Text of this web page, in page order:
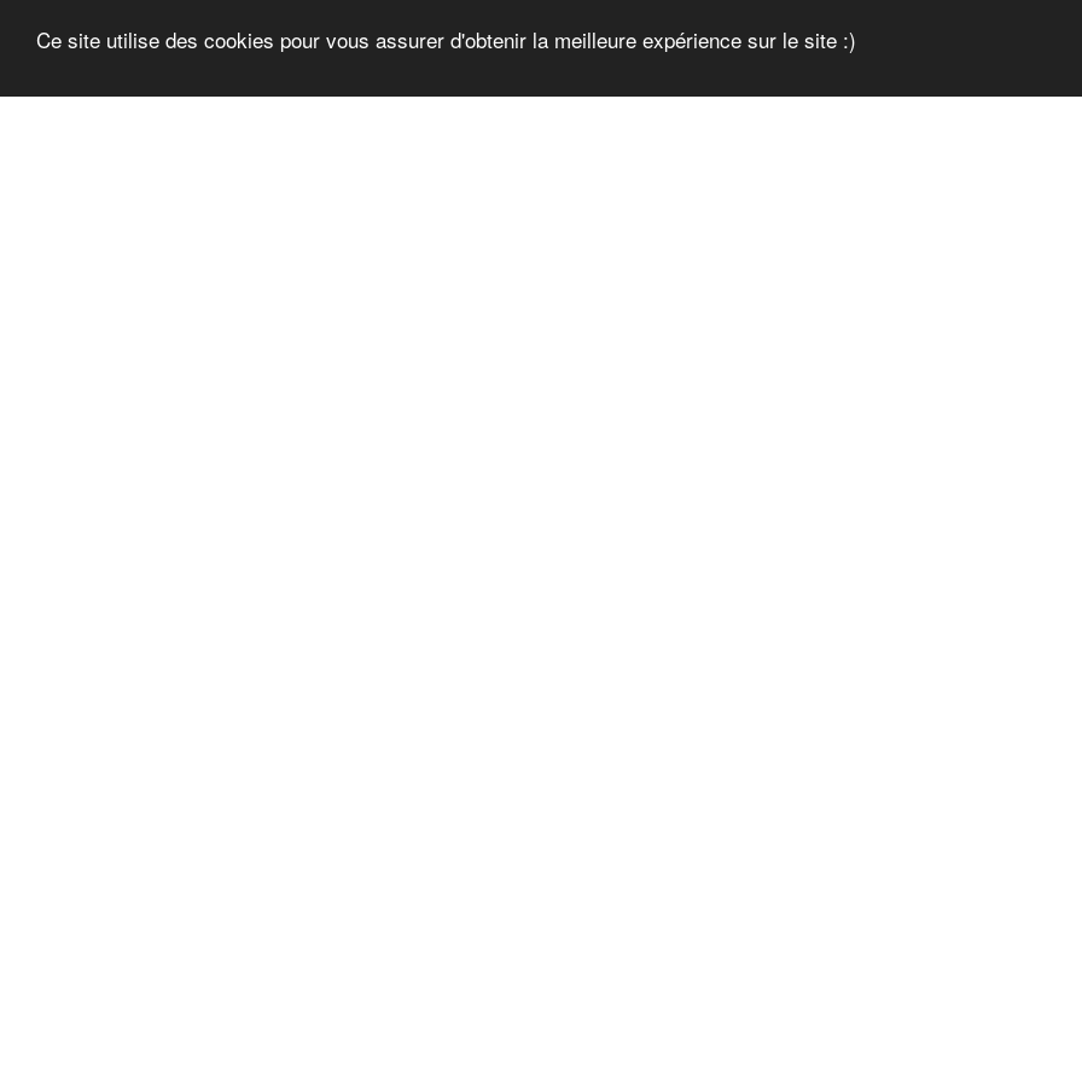
Ce site utilise des cookies pour vous assurer d'obtenir la meilleure expérience sur le site :)